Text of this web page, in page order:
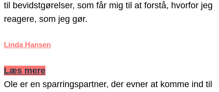
til bevidstgørelser, som får mig til at forstå, hvorfor jeg
reagere, som jeg gør.
Linda Hansen
Læs mere
Ole er en sparringspartner, der evner at komme ind til